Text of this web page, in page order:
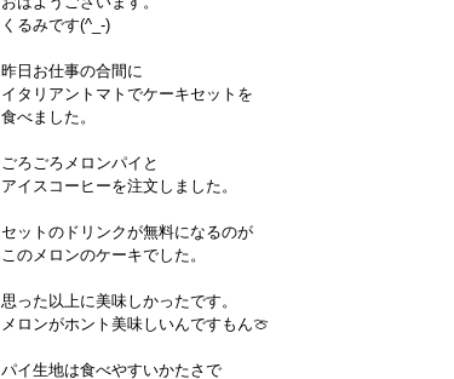
くるみです(^_-)
昨日お仕事の合間に
イタリアントマトでケーキセットを
食べました。
ごろごろメロンパイと
アイスコーヒーを注文しました。
セットのドリンクが無料になるのが
このメロンのケーキでした。
思った以上に美味しかったです。
メロンがホント美味しいんですもん🍈
パイ生地は食べやすいかたさで